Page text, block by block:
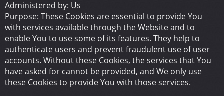
Administered by: Us
Purpose: These Cookies are essential to provide You
with services available through the Website and to
enable You to use some of its features. They help to
authenticate users and prevent fraudulent use of user
accounts. Without these Cookies, the services that You
have asked for cannot be provided, and We only use
these Cookies to provide You with those services.